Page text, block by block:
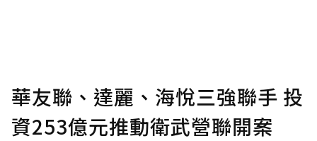
華友聯、達麗、海悅三強聯手 投
資253億元推動衛武營聯開案